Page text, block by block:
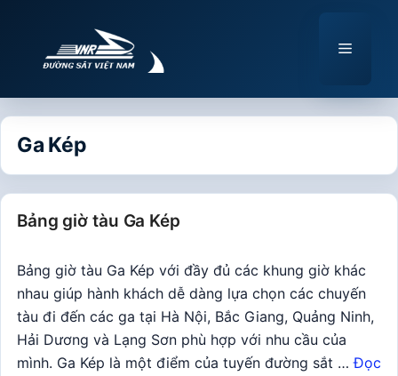
Menu
Ga Kép
Bảng giờ tàu Ga Kép
Bảng giờ tàu Ga Kép với đầy đủ các khung giờ khác
nhau giúp hành khách dễ dàng lựa chọn các chuyến
tàu đi đến các ga tại Hà Nội, Bắc Giang, Quảng Ninh,
Hải Dương và Lạng Sơn phù hợp với nhu cầu của
mình. Ga Kép là một điểm của tuyến đường sắt …Đọc